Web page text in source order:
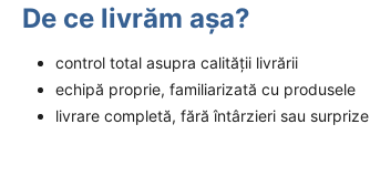
De ce livrăm așa?
control total asupra calității livrării
echipă proprie, familiarizată cu produsele
livrare completă, fără întârzieri sau surprize